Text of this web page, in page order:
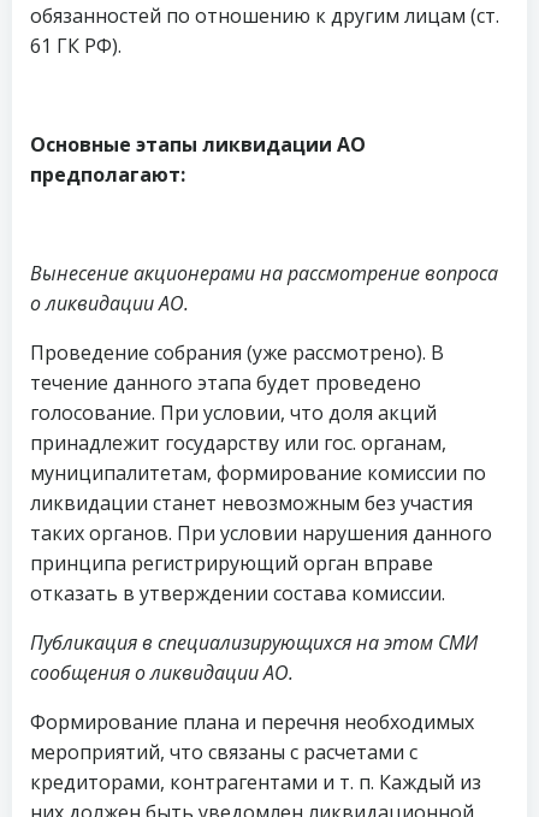
обязанностей по отношению к другим лицам (ст.
61 ГК РФ).
Основные этапы ликвидации АО
предполагают:
Вынесение акционерами на рассмотрение вопроса
о ликвидации АО.
Проведение собрания (уже рассмотрено). В
течение данного этапа будет проведено
голосование. При условии, что доля акций
принадлежит государству или гос. органам,
муниципалитетам, формирование комиссии по
ликвидации станет невозможным без участия
таких органов. При условии нарушения данного
принципа регистрирующий орган вправе
отказать в утверждении состава комиссии.
Публикация в специализирующихся на этом СМИ
сообщения о ликвидации АО.
Формирование плана и перечня необходимых
мероприятий, что связаны с расчетами с
кредиторами, контрагентами и т. п. Каждый из